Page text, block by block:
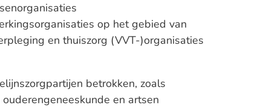
op het gebied van
en thuiszorg (VVT-)organisaties
betrokken, zoals
en artsen